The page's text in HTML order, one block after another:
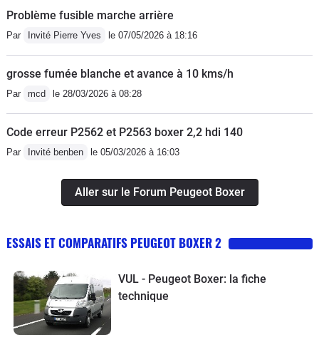
Problème fusible marche arrière
Par Invité Pierre Yves le 07/05/2026 à 18:16
grosse fumée blanche et avance à 10 kms/h
Par mcd le 28/03/2026 à 08:28
Code erreur P2562 et P2563 boxer 2,2 hdi 140
Par Invité benben le 05/03/2026 à 16:03
Aller sur le Forum Peugeot Boxer
ESSAIS ET COMPARATIFS PEUGEOT BOXER 2
VUL - Peugeot Boxer: la fiche
technique